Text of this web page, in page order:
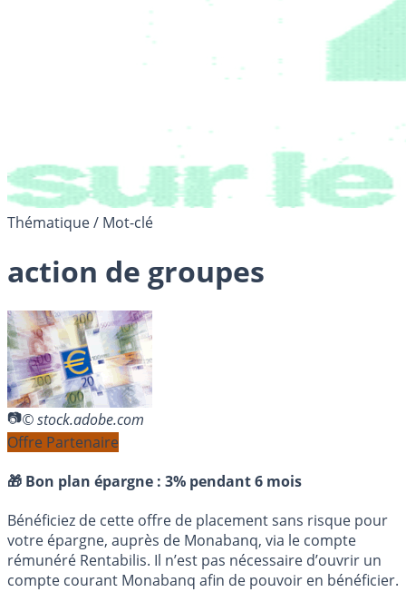
Thématique / Mot-clé
action de groupes
© stock.adobe.com
Offre Partenaire
🎁 Bon plan épargne : 3% pendant 6 mois
Bénéficiez de cette offre de placement sans risque pour
votre épargne, auprès de Monabanq, via le compte
rémunéré Rentabilis. Il n’est pas nécessaire d’ouvrir un
compte courant Monabanq afin de pouvoir en bénéficier.